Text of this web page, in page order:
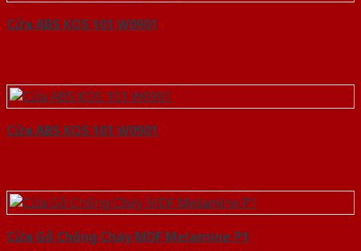
Cửa ABS KOS 101 W0901
Cửa ABS KOS 101 W0901
Cửa Gỗ Chống Cháy MDF Melamine P1